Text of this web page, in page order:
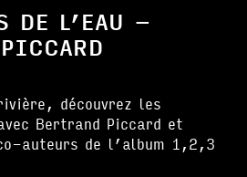
DE L’EAU –
découvrez les
Bertrand Piccard et
auteurs de l’album 1,2,3